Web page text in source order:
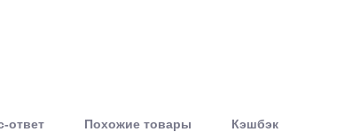
ответ Похожие товары Кэшбэк